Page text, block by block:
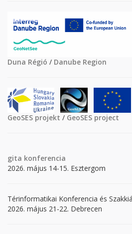
Duna Régió / Danube Region
GeoSES projekt / GeoSES project
gita konferencia
2026. május 14-15. Esztergom
Térinformatikai Konferencia és
2026. május 21-22. Debrecen